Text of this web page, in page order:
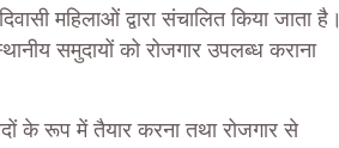
महिलाओं द्वारा संचालित किया जाता है।
समुदायों को रोजगार उपलब्ध कराना
के रूप में तैयार करना तथा रोजगार से